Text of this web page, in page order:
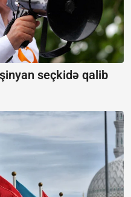
seçkidə qalib